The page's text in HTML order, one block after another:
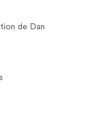
de Dan